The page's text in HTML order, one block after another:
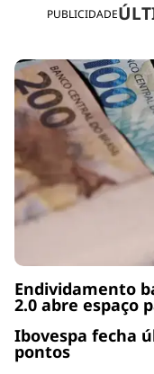
PUBLICIDADE
Endividamento
2.0 abre espaço
Ibovespa fecha
pontos